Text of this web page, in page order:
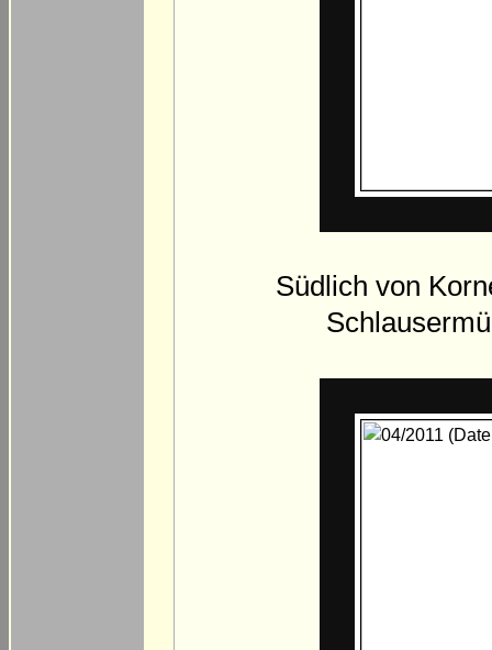
Südlich von